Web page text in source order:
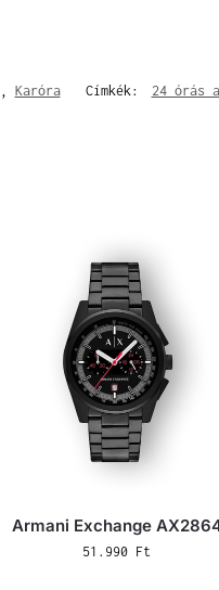
, Karóra Címkék: 24 órás
Armani Exchange
51.990 Ft